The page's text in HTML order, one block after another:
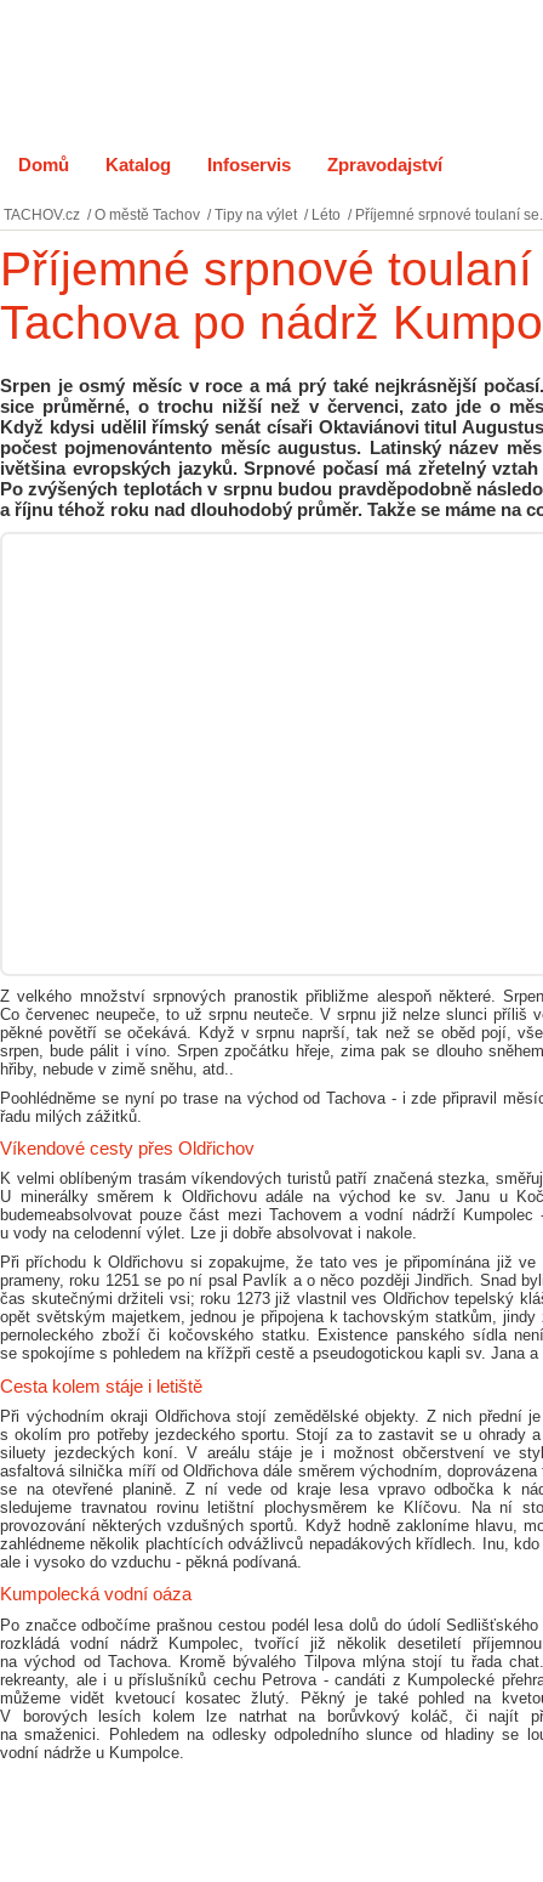
Domů Katalog Infoservis Zpravodajství
TACHOV.cz / O městě Tachov / Tipy na výlet / Léto / Příjemné srpnové toulaní
Příjemné srpnové
Tachova po nádrž
Srpen je osmý měsíc v roce a má prý také nejkrásnější
sice průměrné, o trochu nižší než v červenci, zato jde o
Když kdysi udělil římský senát císaři Oktaviánovi titul
počest pojmenovántento měsíc augustus. Latinský název
ivětšina evropských jazyků. Srpnové počasí má zřetelný
Po zvýšených teplotách v srpnu budou pravděpodobně
a říjnu téhož roku nad dlouhodobý průměr. Takže se máme na
Z velkého množství srpnových pranostik přibližme alespoň některé.
Co červenec neupeče, to už srpnu neuteče. V srpnu již nelze slunci příliš
pěkné povětří se očekává. Když v srpnu naprší, tak než se oběd pojí,
srpen, bude pálit i víno. Srpen zpočátku hřeje, zima pak se dlouho
hřiby, nebude v zimě sněhu, atd..
Poohlédněme se nyní po trase na východ od Tachova - i zde připravil
řadu milých zážitků.
Víkendové cesty přes Oldřichov
K velmi oblíbeným trasám víkendových turistů patří značená stezka,
U minerálky směrem k Oldřichovu adále na východ ke sv. Janu u
budemeabsolvovat pouze část mezi Tachovem a vodní nádrží
u vody na celodenní výlet. Lze ji dobře absolvovat i nakole.
Při příchodu k Oldřichovu si zopakujme, že tato ves je připomínána již
prameny, roku 1251 se po ní psal Pavlík a o něco později Jindřich. Snad
čas skutečnými držiteli vsi; roku 1273 již vlastnil ves Oldřichov tepelský
opět světským majetkem, jednou je připojena k tachovským statkům, jindy
pernoleckého zboží či kočovského statku. Existence panského sídla
se spokojíme s pohledem na křížpři cestě a pseudogotickou kapli sv. Jana
Cesta kolem stáje i letiště
Při východním okraji Oldřichova stojí zemědělské objekty. Z nich přední
s okolím pro potřeby jezdeckého sportu. Stojí za to zastavit se u ohrady
siluety jezdeckých koní. V areálu stáje je i možnost občerstvení ve
asfaltová silnička míří od Oldřichova dále směrem východním,
se na otevřené planině. Z ní vede od kraje lesa vpravo odbočka k
sledujeme travnatou rovinu letištní plochysměrem ke Klíčovu. Na ní
provozování některých vzdušných sportů. Když hodně zakloníme hlavu,
zahlédneme několik plachtících odvážlivců nepadákových křídlech. Inu,
ale i vysoko do vzduchu - pěkná podívaná.
Kumpolecká vodní oáza
Po značce odbočíme prašnou cestou podél lesa dolů do údolí
rozkládá vodní nádrž Kumpolec, tvořící již několik desetiletí
na východ od Tachova. Kromě bývalého Tilpova mlýna stojí tu řada
rekreanty, ale i u příslušníků cechu Petrova - candáti z Kumpolecké
můžeme vidět kvetoucí kosatec žlutý. Pěkný je také pohled na
V borových lesích kolem lze natrhat na borůvkový koláč, či najít
na smaženici. Pohledem na odlesky odpoledního slunce od hladiny se
vodní nádrže u Kumpolce.